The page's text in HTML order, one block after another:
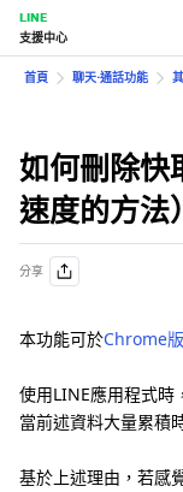
LINE
支援中心
首頁 聊天⋅通話功能
如何刪除快
速度的方法）
分享
本功能可於Chrome
使用LINE應用程式時
當前述資料大量累積
基於上述理由，若感